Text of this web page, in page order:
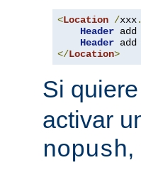
<Location /xxx.
Header add
Header add
</Location>
Si
activar
nopush,